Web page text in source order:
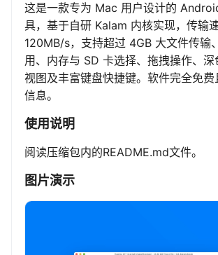
这是一款专为 Mac 用户设计的
具，基于自研 Kalam 内核实现，传输
120MB/s，支持超过 4GB 大文件传输
用、内存与 SD 卡选择、拖拽操作、
视图及丰富键盘快捷键。软件完全免费
信息。
使用说明
阅读压缩包内的README.md文件。
图片演示